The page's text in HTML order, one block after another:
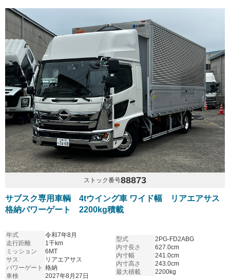
ストック番号88873
サブスク専用車輌 4tウイング車 ワイド幅 リアエアサス
格納パワーゲート 2200kg積載
年式
令和7年8月
走行距離
1千km
ミッション
6MT
サス
リアエアサス
パワーゲート 格納
車検
2027年8月27日
型式
2PG-FD2ABG
内寸長さ
627.0cm
内寸幅
241.0cm
内寸高さ
243.0cm
最大積載
2200kg